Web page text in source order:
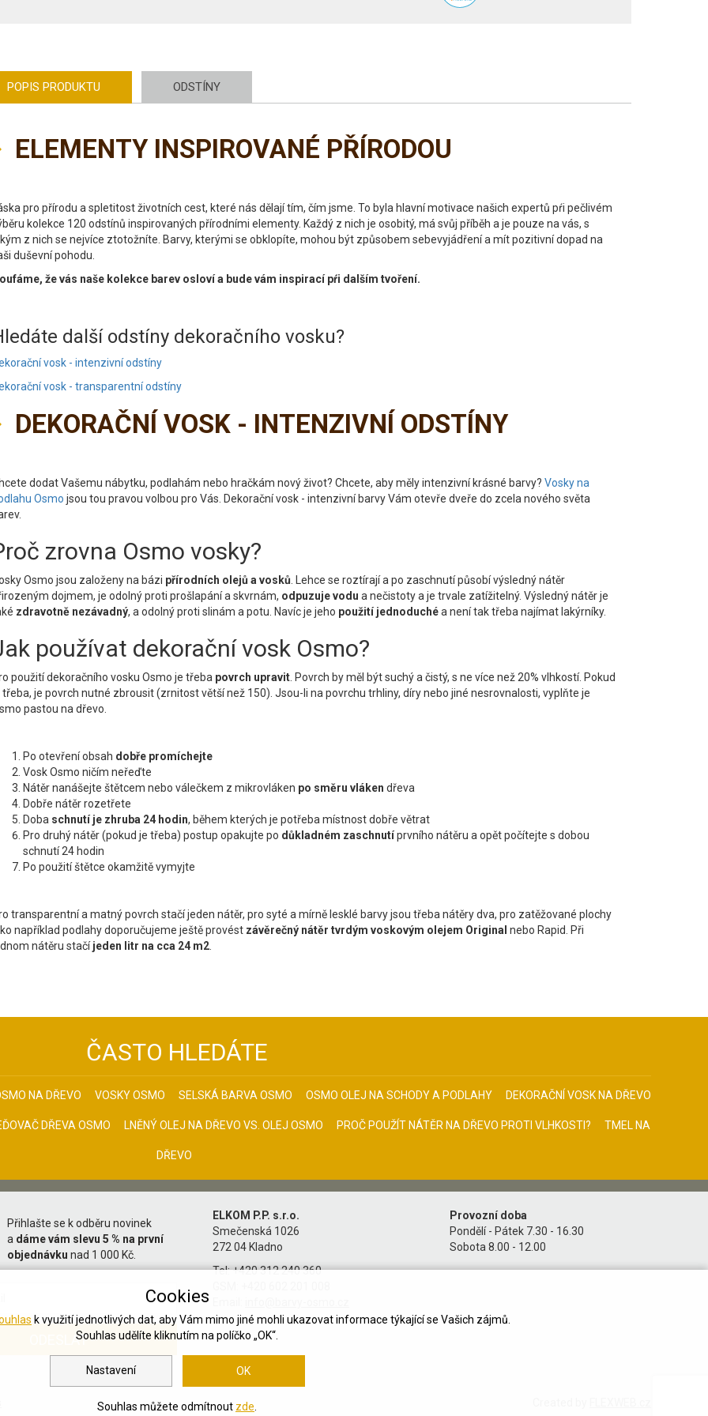
POPIS PRODUKTU ODSTÍNY
ELEMENTY INSPIROVANÉ PŘÍRODOU
pro přírodu a spletitost životních cest, které nás dělají tím, čím jsme. To byla hlavní motivace našich expertů pŕi pečlivém
kolekce 120 odstínů inspirovaných přírodními elementy. Každý z nich je osobitý, má svůj příběh a je pouze na vás, s
z nich se nejvíce ztotožníte. Barvy, kterými se obklopíte, mohou být způsobem sebevyjádření a mít pozitivní dopad na
duševní pohodu.
že vás naše kolekce barev osloví a bude vám inspirací pŕi dalším tvoření.
další odstíny dekoračního vosku?
vosk - intenzivní odstíny
vosk - transparentní odstíny
DEKORAČNÍ VOSK - INTENZIVNÍ ODSTÍNY
dodat Vašemu nábytku, podlahám nebo hračkám nový život? Chcete, aby měly intenzivní krásné barvy? Vosky na
Osmo jsou tou pravou volbou pro Vás. Dekorační vosk - intenzivní barvy Vám otevře dveře do zcela nového světa
zrovna Osmo vosky?
Osmo jsou založeny na bázi přírodních olejů a vosků . Lehce se roztírají a po zaschnutí působí výsledný nátěr
dojmem, je odolný proti prošlapání a skvrnám, odpuzuje vodu a nečistoty a je trvale zatížitelný. Výsledný nátěr je
zdravotně nezávadný, a odolný proti slinám a potu. Navíc je jeho použití jednoduchéa není tak třeba najímat lakýrníky.
používat dekorační vosk Osmo?
použití dekoračního vosku Osmo je třeba povrch upravit . Povrch by měl být suchý a čistý, s ne více než 20% vlhkostí. Pokud
třeba, je povrch nutné zbrousit (zrnitost větší než 150). Jsou-li na povrchu trhliny, díry nebo jiné nesrovnalosti, vyplňte je
pastou na dřevo.
Po otevření obsah dobře promíchejte
Vosk Osmo ničím neřeďte
Nátěr nanášejte štětcem nebo válečkem z mikrovláken po směru vláken dřeva
Dobře nátěr rozetřete
Doba schnutí je zhruba 24 hodin, během kterých je potřeba místnost dobře větrat
Pro druhý nátěr (pokud je třeba) postup opakujte po důkladném zaschnutíprvního nátěru a opět počítejte s dobou
schnutí 24 hodin
Po použití štětce okamžitě vymyjte
transparentní a matný povrch stačí jeden nátěr, pro syté a mírně lesklé barvy jsou třeba nátěry dva, pro zatěžované plochy
například podlahy doporučujeme ještě provést závěrečný nátěr tvrdým voskovým olejem Original nebo Rapid. Při
nátěru stačíjeden litr na cca 24 m2
ČASTO HLEDÁTE
NA DŘEVO VOSKY OSMO SELSKÁ BARVA OSMO OSMO OLEJ NA SCHODY A PODLAHY DEKORAČNÍ VOSK NA DŘEVO
DŘEVA OSMO LNĚNÝ OLEJ NA DŘEVO VS. OLEJ OSMO PROČ POUŽÍT NÁTĚR NA DŘEVO PROTI VLHKOSTI? TMEL NA
DŘEVO
Přihlašte se k odběru novinek
a dáme vám slevu 5 % na první
objednávku nad 1 000 Kč.
ELKOM P.P. s.r.o.
Smečenská 1026
272 04 Kladno
Tel: +420 312 240 360
Provozní doba
Pondělí - Pátek 7.30 - 16.30
Sobota 8.00 - 12.00
Cookies
k využití jednotlivých dat, aby Vám mimo jiné mohli ukazovat informace týkající se Vašich zájmů.
Souhlas udělíte kliknutím na políčko „OK“.
Nastavení OK
Souhlas můžete odmítnout zde